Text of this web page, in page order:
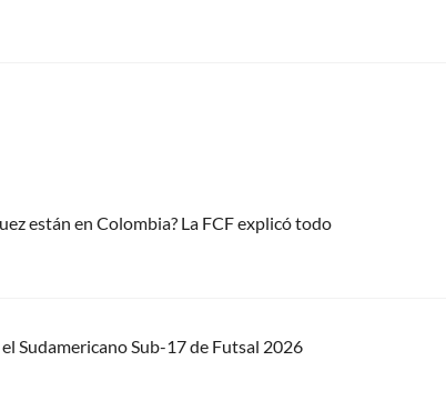
están en Colombia? La FCF explicó todo
Sudamericano Sub-17 de Futsal 2026